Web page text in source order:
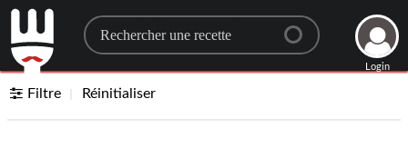
Search for a recipe
Login
Filtre Réinitialiser